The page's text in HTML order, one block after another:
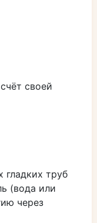
своей
гладких труб
(вода или
через